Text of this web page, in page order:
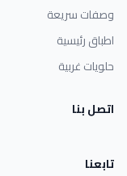
وصفات سريعة
اطباق رئيسية
حلويات غربية
اتصل بنا
تابعنا